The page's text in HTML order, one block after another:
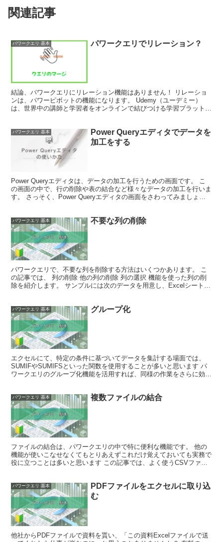
関連記事
パワークエリ 基本 パワークエリでリレーション？
結論、パワークエリにリレーション機能はありません！ リレーショ
ンは、パワーピボットの機能になります。 Udemy（ユーデミー）
は、世界中の講師と学習者をオンラインで結びつける学習プラットフ
パワークエリ 基本
Power Queryエディタでデータを
加工をする
Power Queryエディタは、データの加工を行うための画面です。 こ
の画面の中で、行の削除や表の結合など様々なデータの加工を行いま
す。 さっそく、Power Queryエディタの画面をさわってみましょ
パワークエリ 基本 不要な列の削除
パワークエリで、不要な列を削除する方法はいくつかあります。 こ
の記事では、 列の削除 他の列の削除 列の選択 機能を使った列の削
除を紹介します。 サンプルには次のデータを用意し、Excelシートを
パワークエリ 基本 グループ化
エクセルにて、特定の条件に基づいてデータを集計する場面では、
SUMIFやSUMIFSといった関数を使用することが多いと思います パ
ワークエリのグループ化機能を活用すれば、同様の作業をさらに効率
パワークエリ 基本 複数ファイルの結合
ファイルの結合は、パワークエリの中で特に便利な機能です。 他の
機能が使いこなせなくてもとりあえずこれだけ覚えておいても実務で
役に立つことは多いと思います この記事では、よく使うCSVファイ
パワークエリ 基本
PDFファイルをエクセルに取り込
む
他社からPDFファイルで資料を貰い、「この資料Excelファイルで送